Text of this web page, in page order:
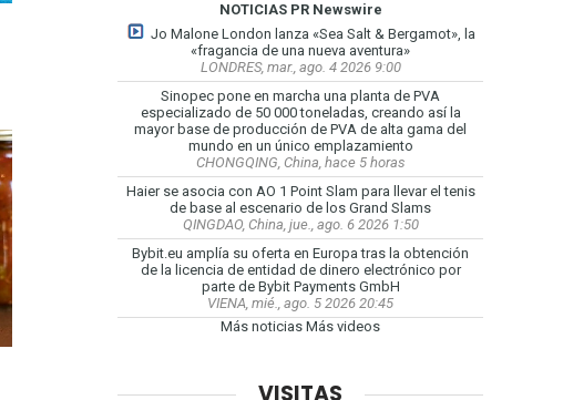
NOTICIAS PR Newswire
Jo Malone London lanza «Sea Salt & Bergamot», la
«fragancia de una nueva aventura»
LONDRES, mar., ago. 4 2026 9:00
Sinopec pone en marcha una planta de PVA
especializado de 50 000 toneladas, creando así la
mayor base de producción de PVA de alta gama del
mundo en un único emplazamiento
CHONGQING, China, hace 5 horas
Haier se asocia con AO 1 Point Slam para llevar el tenis
de base al escenario de los Grand Slams
QINGDAO, China, jue., ago. 6 2026 1:50
Bybit.eu amplía su oferta en Europa tras la obtención
de la licencia de entidad de dinero electrónico por
parte de Bybit Payments GmbH
VIENA, mié., ago. 5 2026 20:45
Más noticias Más videos